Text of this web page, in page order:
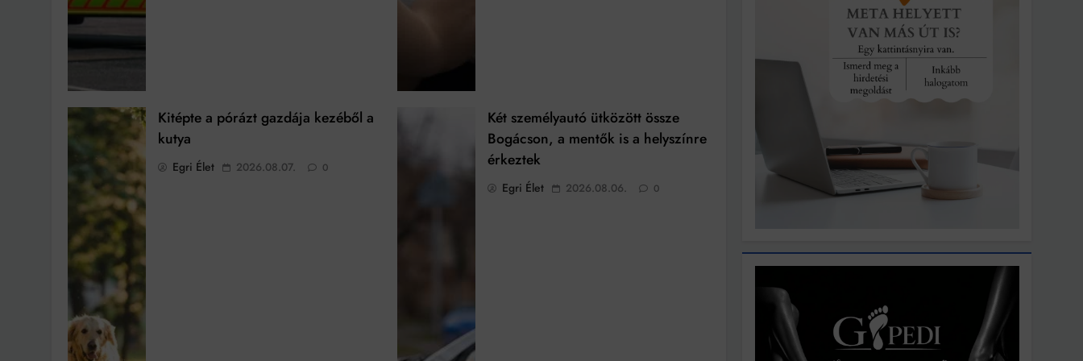
Kitépte a pórázt gazdája kezéből a
kutya
Egri Élet 2026.08.07. 0
Két személyautó ütközött össze
Bogácson, a mentők is a helyszínre
érkeztek
Egri Élet 2026.08.06. 0